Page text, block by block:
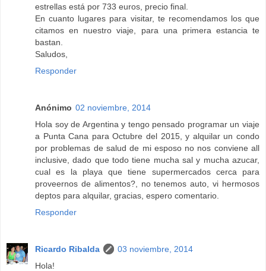
estrellas está por 733 euros, precio final.
En cuanto lugares para visitar, te recomendamos los que
citamos en nuestro viaje, para una primera estancia te
bastan.
Saludos,
Responder
Anónimo 02 noviembre, 2014
Hola soy de Argentina y tengo pensado programar un viaje
a Punta Cana para Octubre del 2015, y alquilar un condo
por problemas de salud de mi esposo no nos conviene all
inclusive, dado que todo tiene mucha sal y mucha azucar,
cual es la playa que tiene supermercados cerca para
proveernos de alimentos?, no tenemos auto, vi hermosos
deptos para alquilar, gracias, espero comentario.
Responder
Ricardo Ribalda
03 noviembre, 2014
Hola!